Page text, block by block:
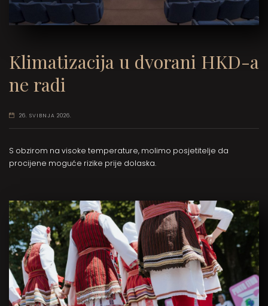
Klimatizacija u dvorani HKD-a
ne radi
26. SVIBNJA 2026.
S obzirom na visoke temperature, molimo posjetitelje da
procijene moguće rizike prije dolaska.